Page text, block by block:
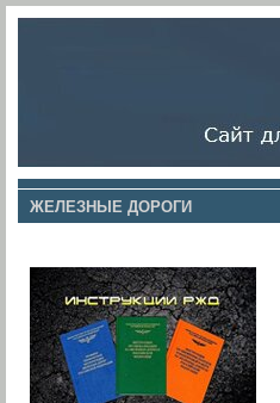
ЖЕЛЕЗНЫЕ ДОРОГИ